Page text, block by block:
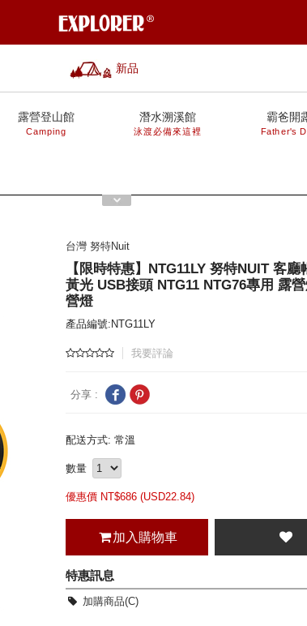
新品
露營登山館
Camping
潛水溯溪館
泳渡必備來這裡
霸爸開
Father's
台灣 努特Nuit
【限時特惠】NTG11LY 努特NUIT 客廳
黃光 USB接頭 NTG11 NTG76專用 露
營燈
產品編號:NTG11LY
我要評論
分享 :
配送方式: 常溫
數量
優惠價 NT$686 (USD22.84)
加入購物車
特惠訊息
加購商品(C)